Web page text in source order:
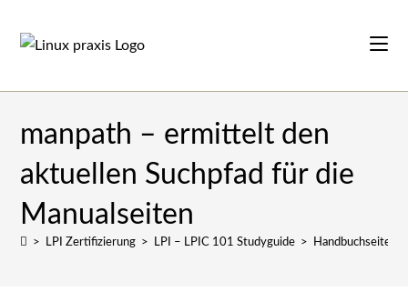
Inhalt
manpath – ermittelt den
aktuellen Suchpfad für die
Manualseiten
> LPI Zertifizierung > LPI – LPIC 101 Studyguide > Handbuchseiten